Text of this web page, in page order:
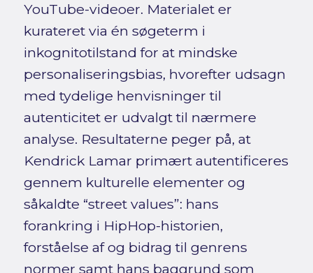
YouTube-videoer. Materialet er
kurateret via én søgeterm i
inkognitotilstand for at mindske
personaliseringsbias, hvorefter udsagn
med tydelige henvisninger til
autenticitet er udvalgt til nærmere
analyse. Resultaterne peger på, at
Kendrick Lamar primært autentificeres
gennem kulturelle elementer og
såkaldte “street values”: hans
forankring i HipHop-historien,
forståelse af og bidrag til genrens
normer samt hans baggrund som